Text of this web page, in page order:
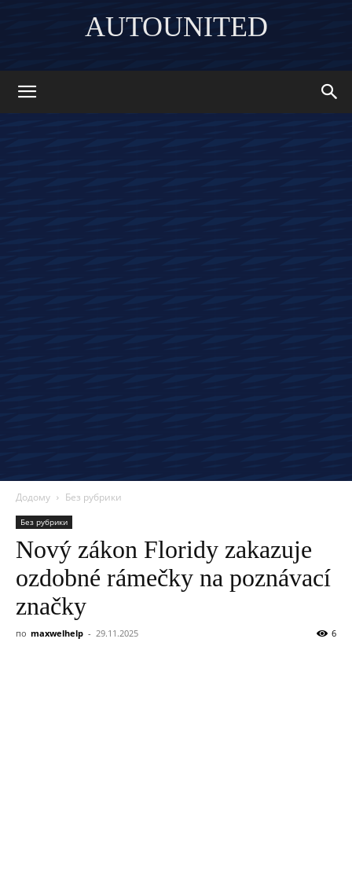
AUTOUNITED
Додому Без рубрики
Без рубрики
Nový zákon Floridy zakazuje
ozdobné rámečky na poznávací
značky
по maxwelhelp - 29.11.2025 6